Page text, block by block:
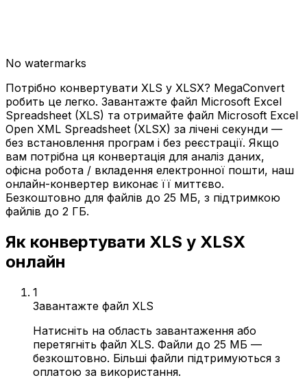
No watermarks
Потрібно конвертувати XLS у XLSX? MegaConvert
робить це легко. Завантажте файл Microsoft Excel
Spreadsheet (XLS) та отримайте файл Microsoft Excel
Open XML Spreadsheet (XLSX) за лічені секунди —
без встановлення програм і без реєстрації. Якщо
вам потрібна ця конвертація для аналіз даних,
офісна робота / вкладення електронної пошти, наш
онлайн-конвертер виконає її миттєво.
Безкоштовно для файлів до 25 МБ, з підтримкою
файлів до 2 ГБ.
Як конвертувати XLS у XLSX
онлайн
1
Завантажте файл XLS
Натисніть на область завантаження або
перетягніть файл XLS. Файли до 25 МБ —
безкоштовно. Більші файли підтримуються з
оплатою за використання.